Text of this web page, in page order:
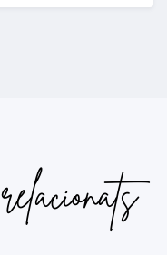
relacionats